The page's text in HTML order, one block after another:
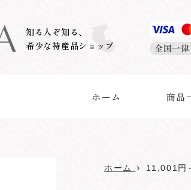
知る人ぞ知る、
希少な特産品ショップ
全国一
ホーム 商品
ホーム › 11,001円